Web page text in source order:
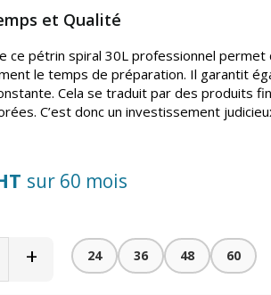
et Qualité
ce pétrin spiral 30L professionnel permet
le temps de préparation. Il garantit
Cela se traduit par des produits
C’est donc un investissement
sur 60 mois
+ 24 36 48 60